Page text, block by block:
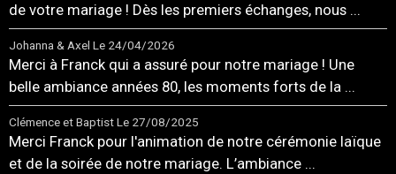
de votre mariage ! Dès les premiers échanges, nous ...
Johanna & Axel Le 24/04/2026
Merci à Franck qui a assuré pour notre mariage ! Une
belle ambiance années 80, les moments forts de la ...
Clémence et BaptistLe 27/08/2025
Merci Franck pour l'animation de notre cérémonie laïque
et de la soirée de notre mariage. L’ambiance ...